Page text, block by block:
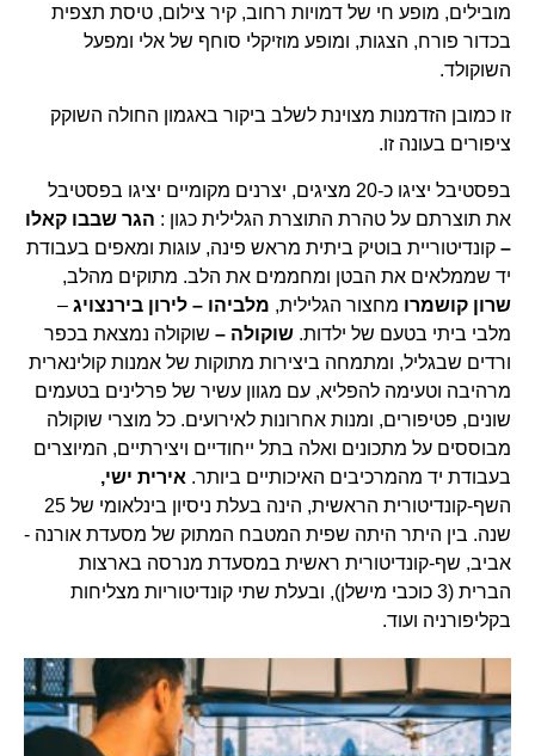
מובילים, מופע חי של דמויות רחוב, קיר צילום, טיסת תצפית
בכדור פורח, הצגות, ומופע מוזיקלי סוחף של אלי ומפעל
השוקולד.
זו כמובן הזדמנות מצוינת לשלב ביקור באגמון החולה השוקק
ציפורים בעונה זו.
בפסטיבל יציגו כ-20 מציגים, יצרנים מקומיים יציגו בפסטיבל
את תוצרתם על טהרת התוצרת הגלילית כגון : הגר שבבו קאלו
– קונדיטוריית בוטיק ביתית מראש פינה, עוגות ומאפים בעבודת
יד שממלאים את הבטן ומחממים את הלב. מתוקים מהלב,
שרון קושמרו מחצור הגלילית, מלביהו – לירון בירנצויג –
מלבי ביתי בטעם של ילדות. שוקולה – שוקולה נמצאת בכפר
ורדים שבגליל, ומתמחה ביצירות מתוקות של אמנות קולינארית
מרהיבה וטעימה להפליא, עם מגוון עשיר של פרלינים בטעמים
שונים, פטיפורים, ומנות אחרונות לאירועים. כל מוצרי שוקולה
מבוססים על מתכונים ואלה בתל ייחודיים ויצירתיים, המיוצרים
בעבודת יד מהמרכיבים האיכותיים ביותר. אירית ישי,
השף-קונדיטורית הראשית, הינה בעלת ניסיון בינלאומי של 25
שנה. בין היתר היתה שפית המטבח המתוק של מסעדת אורנה -
אביב, שף-קונדיטורית ראשית במסעדת מנרסה בארצות
הברית (3 כוכבי מישלן), ובעלת שתי קונדיטוריות מצליחות
בקליפורניה ועוד.